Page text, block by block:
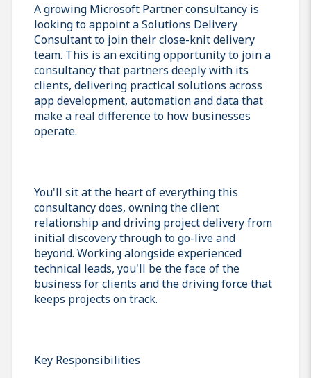
A growing Microsoft Partner consultancy is
looking to appoint a Solutions Delivery
Consultant to join their close-knit delivery
team. This is an exciting opportunity to join a
consultancy that partners deeply with its
clients, delivering practical solutions across
app development, automation and data that
make a real difference to how businesses
operate.
You'll sit at the heart of everything this
consultancy does, owning the client
relationship and driving project delivery from
initial discovery through to go-live and
beyond. Working alongside experienced
technical leads, you'll be the face of the
business for clients and the driving force that
keeps projects on track.
Key Responsibilities